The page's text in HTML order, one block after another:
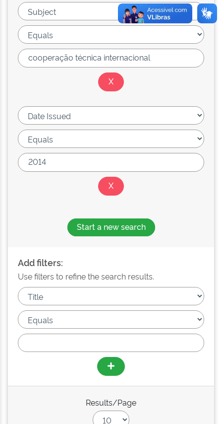
Start a new search
Add filters:
Use filters to refine the search results.
Results/Page